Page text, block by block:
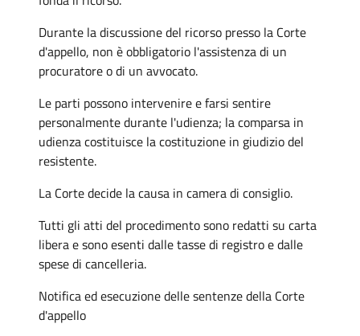
Durante la discussione del ricorso presso la Corte
d'appello, non è obbligatorio l'assistenza di un
procuratore o di un avvocato.
Le parti possono intervenire e farsi sentire
personalmente durante l'udienza; la comparsa in
udienza costituisce la costituzione in giudizio del
resistente.
La Corte decide la causa in camera di consiglio.
Tutti gli atti del procedimento sono redatti su carta
libera e sono esenti dalle tasse di registro e dalle
spese di cancelleria.
Notifica ed esecuzione delle sentenze della Corte
d'appello